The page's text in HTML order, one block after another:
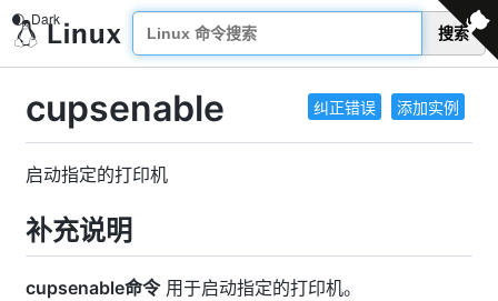
搜索
纠正错误 添加实例
cupsenable
启动指定的打印机
补充说明
cupsenable命令用于启动指定的打印机。